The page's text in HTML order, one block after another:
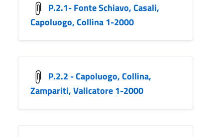
P.2.1- Fonte Schiavo, Casali,
Capoluogo, Collina 1-2000
P.2.2 - Capoluogo, Collina,
Zampariti, Valicatore 1-2000